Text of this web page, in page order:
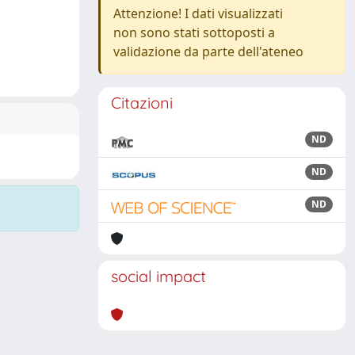
Attenzione! I dati visualizzati
non sono stati sottoposti a
validazione da parte dell'ateneo
Citazioni
ND
ND
ND
social impact